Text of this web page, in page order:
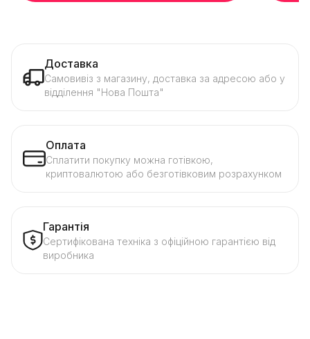
Доставка
Самовивіз з магазину, доставка за адресою або у
відділення "Нова Пошта"
Оплата
Сплатити покупку можна готівкою,
криптовалютою або безготівковим розрахунком
Гарантія
Сертифікована техніка з офіційною гарантією від
виробника